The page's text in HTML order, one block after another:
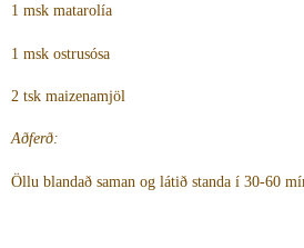
1 msk matarolía
1 msk ostrusósa
2 tsk maizenamjöl
Aðferð:
Öllu blandað saman og látið standa í 30-60